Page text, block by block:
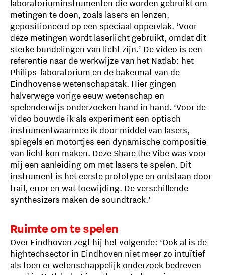
laboratoriuminstrumenten die worden gebruikt om
metingen te doen, zoals lasers en lenzen,
gepositioneerd op een speciaal oppervlak. ‘Voor
deze metingen wordt laserlicht gebruikt, omdat dit
sterke bundelingen van licht zijn.’ De video is een
referentie naar de werkwijze van het Natlab: het
Philips-laboratorium en de bakermat van de
Eindhovense wetenschapstak. Hier gingen
halverwege vorige eeuw wetenschap en
spelenderwijs onderzoeken hand in hand. ‘Voor de
video bouwde ik als experiment een optisch
instrumentwaarmee ik door middel van lasers,
spiegels en motortjes een dynamische compositie
van licht kon maken. Deze Share the Vibe was voor
mij een aanleiding om met lasers te spelen. Dit
instrument is het eerste prototype en ontstaan door
trail, error en wat toewijding. De verschillende
synthesizers maken de soundtrack.’
Ruimte om te spelen
Over Eindhoven zegt hij het volgende: ‘Ook al is de
hightechsector in Eindhoven niet meer zo intuïtief
als toen er wetenschappelijk onderzoek bedreven